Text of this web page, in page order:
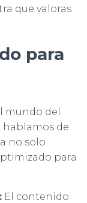
que valoras
para
mundo del
hablamos de
no solo
para
El contenido